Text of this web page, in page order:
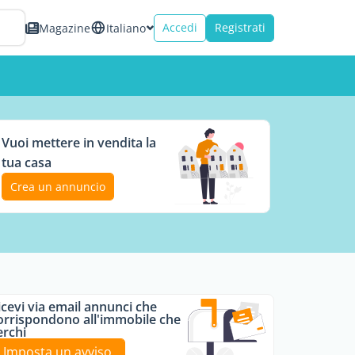
Magazine Italiano Accedi Registrati
Vuoi mettere in vendita la
tua casa
Crea un annuncio
via email annunci che
all'immobile che